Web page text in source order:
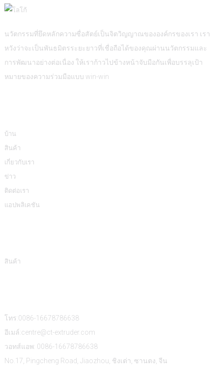
นวัตกรรมที่ยึดหลักความซื่อสัตย์เป็นจิตวิญญาณขององค์กรของเรา เรา
หวังว่าจะเป็นพันธมิตรระยะยาวที่เชื่อถือได้ของคุณผ่านนวัตกรรมและ
การพัฒนาอย่างต่อเนื่อง ให้เราก้าวไปข้างหน้าจับมือกันเพื่อบรรลุเป้า
หมายของความร่วมมือแบบ win-win
บ้าน
สินค้า
เกี่ยวกับเรา
ข่าว
ติดต่อเรา
แอปพลิเคชัน
สินค้า
โทร:0086-16678786638
อีเมล์:centre@ct-extruder.com
วอทส์แอพ: 0086-16678786638
No.17, Pingcheng Road, Jiaozhou, ชิงเต่า, ซานตง, จีน